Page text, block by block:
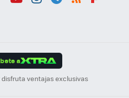
a
disfruta ventajas exclusivas